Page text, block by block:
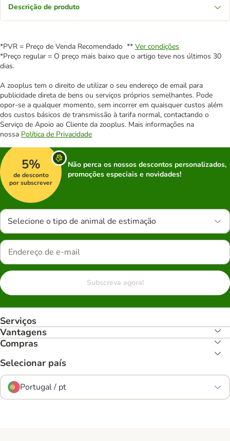
Descrição de produto
*PVR = Preço de Venda Recomendado ** Ver condições
*Preço regular = O preço mais baixo que o artigo teve nos últimos 30
dias.
A zooplus tem o direito de utilizar o seu endereço de email para
publicidade direta de bens ou serviços próprios semelhantes. Pode
opor-se a qualquer momento, sem incorrer em quaisquer custos além
dos custos básicos de transmissão à tarifa normal, contactando o
Serviço de Apoio ao Cliente da zooplus. Mais informações na
nossa Política de Privacidade
5%
de desconto
por subscrever
Não perca os nossos descontos personalizados,
promoções especiais e novidades!
Selecione o tipo de animal de estimação
Subscreva agora!
Serviços
Vantagens
Compras
Selecionar país
Portugal / pt